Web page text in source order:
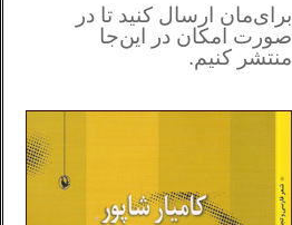
برای‌مان ارسال کنید تا در
صورت امکان در این‌جا
منتشر کنیم.